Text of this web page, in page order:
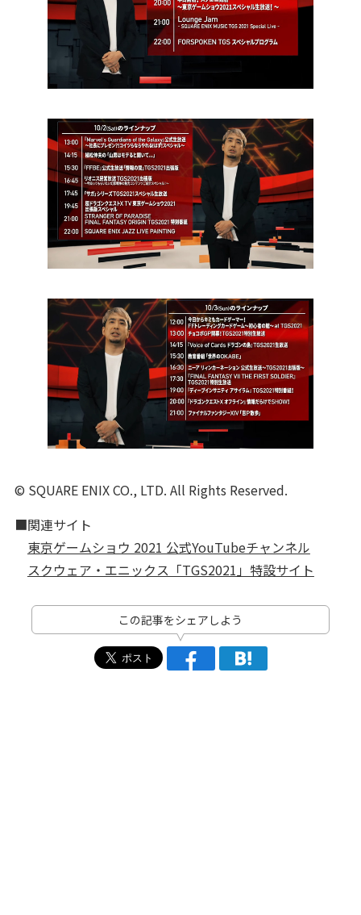
© SQUARE ENIX CO., LTD. All Rights Reserved.
■関連サイト
東京ゲームショウ 2021 公式YouTubeチャンネル
スクウェア・エニックス「TGS2021」特設サイト
この記事をシェアしよう